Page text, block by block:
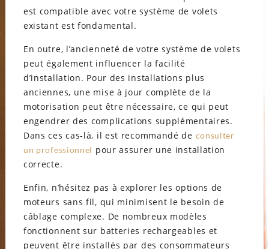
est compatible avec votre système de volets
existant est fondamental.
En outre, l’ancienneté de votre système de volets
peut également influencer la facilité
d’installation. Pour des installations plus
anciennes, une mise à jour complète de la
motorisation peut être nécessaire, ce qui peut
engendrer des complications supplémentaires.
Dans ces cas-là, il est recommandé de consulter
un professionnel pour assurer une installation
correcte.
Enfin, n’hésitez pas à explorer les options de
moteurs sans fil, qui minimisent le besoin de
câblage complexe. De nombreux modèles
fonctionnent sur batteries rechargeables et
peuvent être installés par des consommateurs